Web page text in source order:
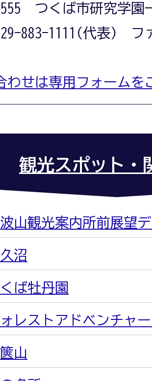
つくば市研究学園
883-1111(代表) フ
わせは専用フォームを
観光スポット・
山観光案内所前展望
沼
ば牡丹園
レストアドベンチャ
山